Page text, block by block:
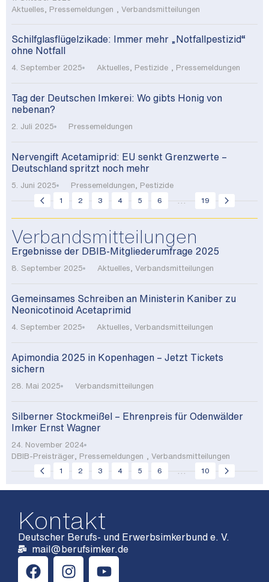
Aktuelles
Pressemeldungen Verbandsmitteilungen
Schilfglasflügelzikade: Immer mehr „Notfallpestizid“
ohne Notfall
4. September 2025 Aktuelles Pestizide Pressemeldungen
Tag der Deutschen Imkerei: Wo gibts Honig von
nebenan?
2. Juli 2025 Pressemeldungen
Nervengift Acetamiprid: EU senkt Grenzwerte –
Deutschland spritzt noch mehr
5. Juni 2025 Pressemeldungen
Pestizide
1
2 3 4 5 6 ... 19
Verbandsmitteilungen
Ergebnisse der DBIB-Mitgliederumfrage 2025
8. September 2025 Aktuelles Verbandsmitteilungen
Gemeinsames Schreiben an Ministerin Kaniber zu
Neonicotinoid Acetaprimid
4. September 2025 Aktuelles Verbandsmitteilungen
Apimondia 2025 in Kopenhagen – Jetzt Tickets
sichern
28. Mai 2025 Verbandsmitteilungen
Silberner Stockmeißel – Ehrenpreis für Odenwälder
Imker Ernst Wagner
24. November 2024
DBIB-Preisträger, Pressemeldungen
Verbandsmitteilungen
1
2 3 4 5 6 ... 10
Kontakt
Deutscher Berufs- und Erwerbsimkerbund e. V.
mail@berufsimker.de